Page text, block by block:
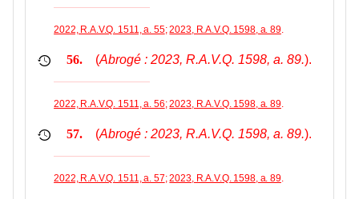
2022, R.A.V.Q. 1511, a. 55;2023, R.A.V.Q. 1598, a. 89.
56. (Abrogé : 2023, R.A.V.Q. 1598, a. 89.).
2022, R.A.V.Q. 1511, a. 56;2023, R.A.V.Q. 1598, a. 89.
57. (Abrogé : 2023, R.A.V.Q. 1598, a. 89.).
2022, R.A.V.Q. 1511, a. 57;2023, R.A.V.Q. 1598, a. 89.